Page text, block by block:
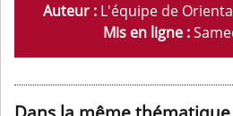
Auteur : L'équipe de
Mis en ligne :